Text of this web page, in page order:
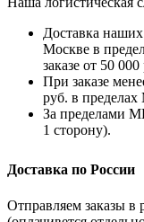
Доставка
Москве в
заказе от 50 000
При заказе
руб. в
За пределами
1 сторону).
Доставка по России
Отправляем заказы